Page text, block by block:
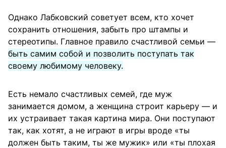
Однако Лабковский советует всем, кто хочет
сохранить отношения, забыть про штампы и
стереотипы. Главное правило счастливой семьи —
быть самим собой и позволить поступать так
своему любимому человеку.
Есть немало счастливых семей, где муж
занимается домом, а женщина строит карьеру — и
их устраивает такая картина мира. Они поступают
так, как хотят, а не играют в игры вроде «ты
должен быть таким, ты же мужик» или «ты плохая